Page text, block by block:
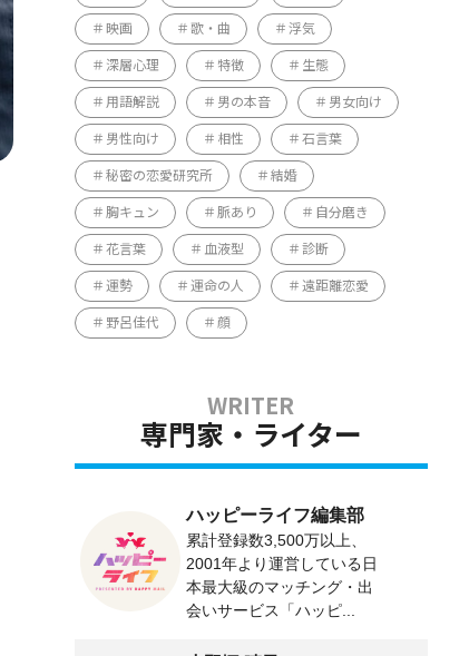
映画 歌・曲 浮気
深層心理 特徴 生態
用語解説 男の本音 男女向け
男性向け 相性 石言葉
秘密の恋愛研究所 結婚
胸キュン 脈あり 自分磨き
花言葉 血液型 診断
運勢 運命の人 遠距離恋愛
野呂佳代 顔
専門家・ライター
ハッピーライフ編集部
累計登録数3,500万以上、
2001年より運営している日
本最大級のマッチング・出
会いサービス「ハッピ...